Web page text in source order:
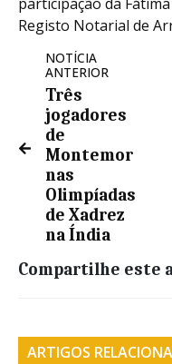
Registo Notarial de
NOTÍCIA
ANTERIOR
Três
jogadores
de
Montemor
nas
Olimpíadas
de Xadrez
na Índia
Compartilhe este
ARTIGOS